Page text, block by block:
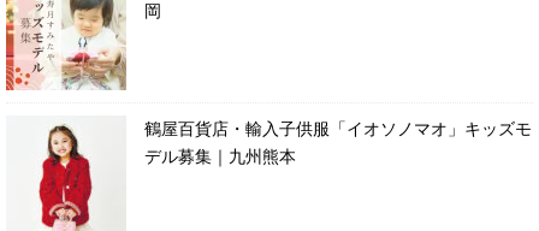
岡
鶴屋百貨店・輸入子供服「イオソノマオ」キッズモ
デル募集｜九州熊本